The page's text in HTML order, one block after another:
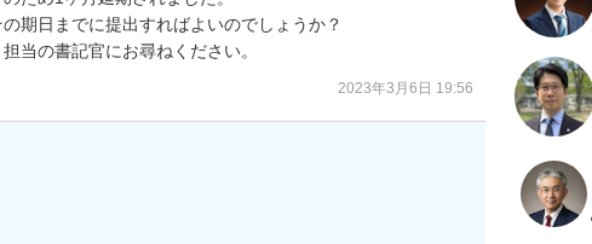
期日までに提出すればよいのでしょうか？
当の書記官にお尋ねください。
2023年3月6日 19:56